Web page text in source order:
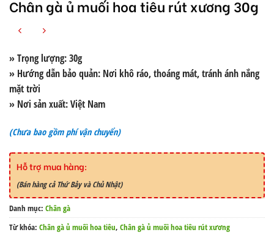
Chân gà ủ muối hoa tiêu rút xương 30g
» Trọng lượng: 30g
» Hướng dẫn bảo quản: Nơi khô ráo, thoáng mát, tránh ánh nắng
mặt trời
» Nơi sản xuất: Việt Nam
(Chưa bao gồm phí vận chuyển)
Hỗ trợ mua hàng:
(Bán hàng cả Thứ Bảy và Chủ Nhật)
Danh mục: Chân gà
Từ khóa: Chân gà ủ muối hoa tiêu, Chân gà ủ muối hoa tiêu rút xương